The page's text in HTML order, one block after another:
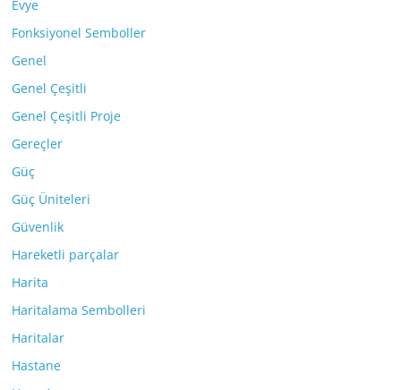
Evye
Fonksiyonel Semboller
Genel
Genel Çeşitli
Genel Çeşitli Proje
Gereçler
Güç
Güç Üniteleri
Güvenlik
Hareketli parçalar
Harita
Haritalama Sembolleri
Haritalar
Hastane